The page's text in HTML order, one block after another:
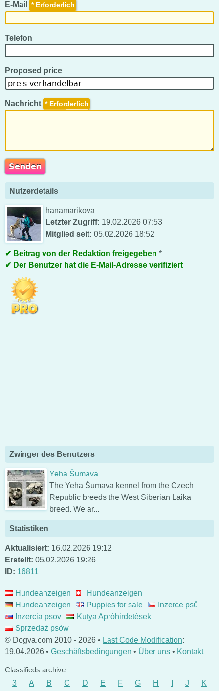
E-Mail *
Telefon
Proposed price
Nachricht *
Nutzerdetails
hanamarikova
Letzter Zugriff: 19.02.2026 07:53
Mitglied seit: 05.02.2026 18:52
Beitrag von der Redaktion freigegeben *
Der Benutzer hat die E-Mail-Adresse verifiziert
Zwinger des Benutzers
Yeha Šumava
The Yeha Šumava kennel from the Czech
Republic breeds the West Siberian Laika
breed. We ar...
Statistiken
Aktualisiert: 16.02.2026 19:12
Erstellt: 05.02.2026 19:26
ID: 16811
Hundeanzeigen
Hundeanzeigen
Hundeanzeigen
Puppies for sale
Inzerce psů
Inzercia psov
Kutya Apróhirdetések
Sprzedaż psów
© Dogva.com 2010 - 2026 • Last Code Modification:
19.04.2026 • Geschäftsbedingungen • Über uns • Kontakt
Classifieds archive
3
A B C D E F G H J
K